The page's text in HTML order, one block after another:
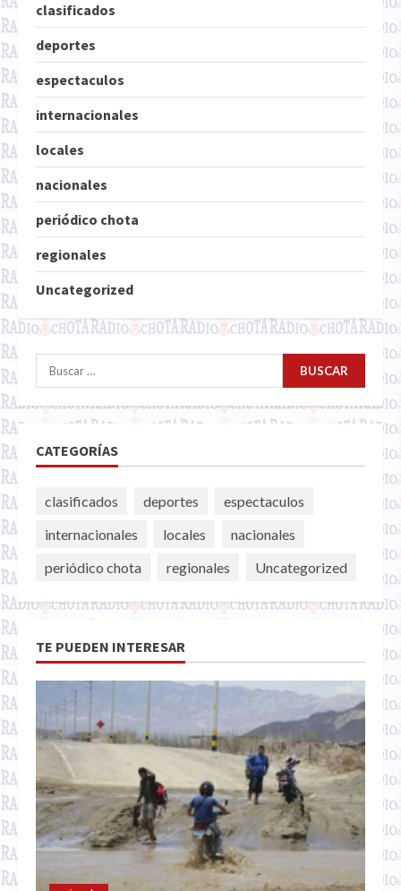
clasificados
deportes
espectaculos
internacionales
locales
nacionales
periódico chota
regionales
Uncategorized
Buscar:
CATEGORÍAS
clasificados deportes
espectaculos
internacionales
locales
nacionales
periódico chota
regionales Uncategorized
TE PUEDEN INTERESAR